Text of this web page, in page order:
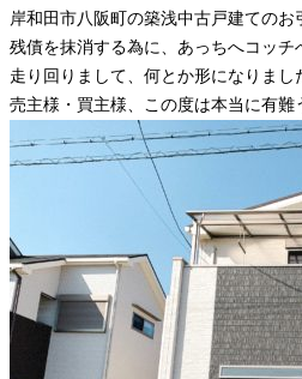
岸和田市八阪町の築浅中古戸建てのお
残債を抹消する為に、あっちへコッチ
走り回りまして、何とか形になりまし
売主様・買主様、この度は本当に有難